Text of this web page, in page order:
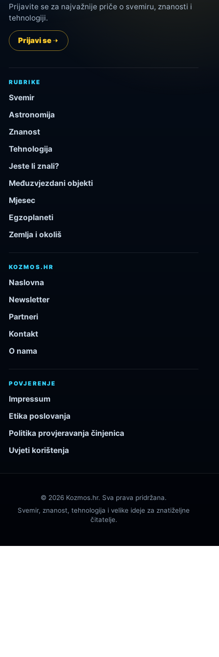
Prijavite se za najvažnije priče o svemiru, znanosti i
tehnologiji.
Prijavi se
RUBRIKE
Svemir
Astronomija
Znanost
Tehnologija
Jeste li znali?
Međuzvjezdani objekti
Mjesec
Egzoplaneti
Zemlja i okoliš
KOZMOS.HR
Naslovna
Newsletter
Partneri
Kontakt
O nama
POVJERENJE
Impressum
Etika poslovanja
Politika provjeravanja činjenica
Uvjeti korištenja
© 2026 Kozmos.hr. Sva prava pridržana.
Svemir, znanost, tehnologija i velike ideje za znatiželjne
čitatelje.